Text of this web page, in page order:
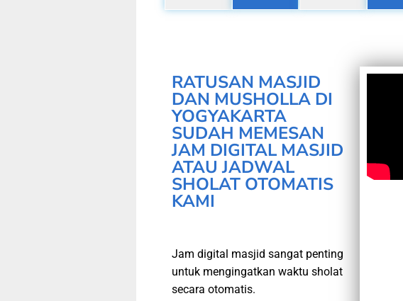
RATUSAN MASJID
DAN MUSHOLLA DI
YOGYAKARTA
SUDAH MEMESAN
JAM DIGITAL MASJID
ATAU JADWAL
SHOLAT OTOMATIS
KAMI
Jam digital masjid sangat penting
untuk mengingatkan waktu sholat
secara otomatis.